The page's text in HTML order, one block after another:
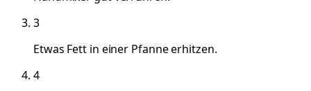
3
Etwas Fett in einer Pfanne erhitzen.
4